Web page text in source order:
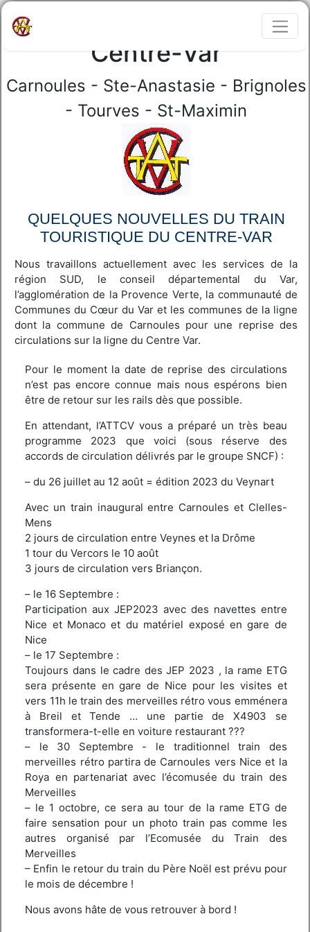
Train touristique du
Centre-Var
Carnoules - Ste-Anastasie - Brignoles
- Tourves - St-Maximin
QUELQUES NOUVELLES DU TRAIN
TOURISTIQUE DU CENTRE-VAR
Nous travaillons actuellement avec les services de la
région SUD, le conseil départemental du Var,
l’agglomération de la Provence Verte, la communauté de
Communes du Cœur du Var et les communes de la ligne
dont la commune de Carnoules pour une reprise des
circulations sur la ligne du Centre Var.
Pour le moment la date de reprise des circulations
n’est pas encore connue mais nous espérons bien
être de retour sur les rails dès que possible.
En attendant, l’ATTCV vous a préparé un très beau
programme 2023 que voici (sous réserve des
accords de circulation délivrés par le groupe SNCF) :
– du 26 juillet au 12 août = édition 2023 du Veynart
Avec un train inaugural entre Carnoules et Clelles-
Mens
2 jours de circulation entre Veynes et la Drôme
1 tour du Vercors le 10 août
3 jours de circulation vers Briançon.
– le 16 Septembre :
Participation aux JEP2023 avec des navettes entre
Nice et Monaco et du matériel exposé en gare de
Nice
– le 17 Septembre :
Toujours dans le cadre des JEP 2023 , la rame ETG
sera présente en gare de Nice pour les visites et
vers 11h le train des merveilles rétro vous emménera
à Breil et Tende … une partie de X4903 se
transformera-t-elle en voiture restaurant ???
– le 30 Septembre - le traditionnel train des
merveilles rétro partira de Carnoules vers Nice et la
Roya en partenariat avec l’écomusée du train des
Merveilles
– le 1 octobre, ce sera au tour de la rame ETG de
faire sensation pour un photo train pas comme les
autres organisé par l’Ecomusée du Train des
Merveilles
– Enfin le retour du train du Père Noël est prévu pour
le mois de décembre !
Nous avons hâte de vous retrouver à bord !